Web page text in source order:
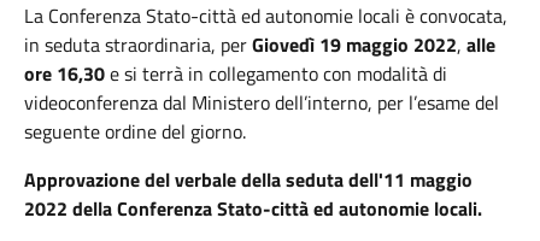
La Conferenza Stato-città ed autonomie locali è convocata,
in seduta straordinaria, perGiovedì 19 maggio 2022, alle
ore 16,30e si terrà in collegamento con modalità di
videoconferenza dal Ministero dell’interno, per l’esame del
seguente ordine del giorno.
Approvazione del verbale della seduta dell'11 maggio
2022 della Conferenza Stato-città ed autonomie locali.